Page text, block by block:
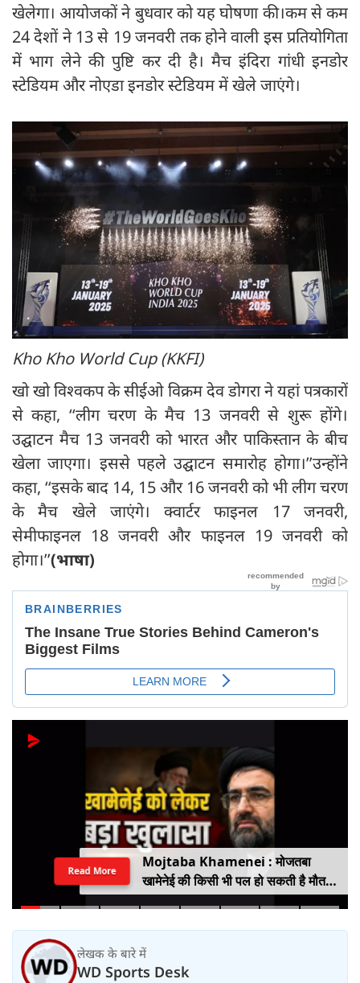
खेलेगा। आयोजकों ने बुधवार को यह घोषणा की।कम से कम
24 देशों ने 13 से 19 जनवरी तक होने वाली इस प्रतियोगिता
में भाग लेने की पुष्टि कर दी है। मैच इंदिरा गांधी इनडोर
स्टेडियम और नोएडा इनडोर स्टेडियम में खेले जाएंगे।
Kho Kho World Cup (KKFI)
खो खो विश्वकप के सीईओ विक्रम देव डोगरा ने यहां पत्रकारों
से कहा, ‘‘लीग चरण के मैच 13 जनवरी से शुरू होंगे।
उद्घाटन मैच 13 जनवरी को भारत और पाकिस्तान के बीच
खेला जाएगा। इससे पहले उद्घाटन समारोह होगा।’’उन्होंने
कहा, ‘‘इसके बाद 14, 15 और 16 जनवरी को भी लीग चरण
के मैच खेले जाएंगे। क्वार्टर फाइनल 17 जनवरी,
सेमीफाइनल 18 जनवरी और फाइनल 19 जनवरी को
होगा।’’(भाषा)
Mojtaba Khamenei : मोजतबा
खामेनेई की किसी भी पल हो सकती है मौत,
इजराइली मीडिया के दावे के बीच सामने आया
Read More
लेखक के बारे में
WD Sports Desk